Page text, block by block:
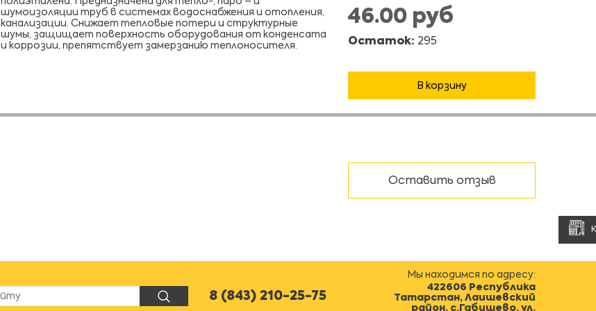
шумоизоляции труб в системах водоснабжения и отопления,
канализации. Снижает тепловые потери и структурные
шумы, защищает поверхность оборудования от конденсата
и коррозии, препятствует замерзанию теплоносителя.
46.00 руб
Остаток: 295
В корзину
Оставить отзыв
8 (843) 210-25-75
Мы находимся по адресу:
422606 Республика
Татарстан, Лаишевский
район, с.Габишево, ул.